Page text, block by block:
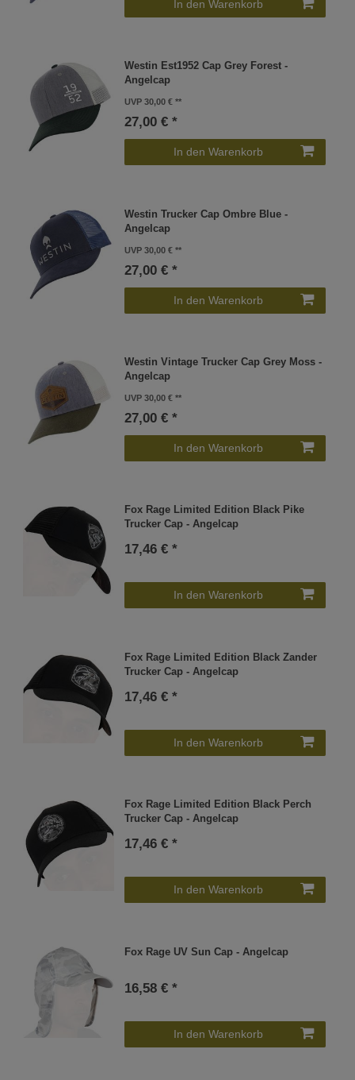
In den Warenkorb
Westin Est1952 Cap Grey Forest -
Angelcap
UVP 30,00 €
27,00 € *
In den Warenkorb
Westin Trucker Cap Ombre Blue -
Angelcap
UVP 30,00 €
27,00 € *
In den Warenkorb
Westin Vintage Trucker Cap Grey Moss -
Angelcap
UVP 30,00 €
27,00 € *
In den Warenkorb
Fox Rage Limited Edition Black Pike
Trucker Cap - Angelcap
17,46 € *
In den Warenkorb
Fox Rage Limited Edition Black Zander
Trucker Cap - Angelcap
17,46 € *
In den Warenkorb
Fox Rage Limited Edition Black Perch
Trucker Cap - Angelcap
17,46 € *
In den Warenkorb
Fox Rage UV Sun Cap - Angelcap
16,58 € *
In den Warenkorb